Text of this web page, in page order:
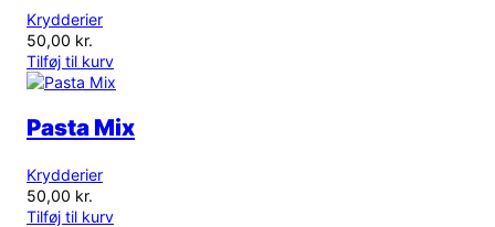
Krydderier
50,00 kr.
Tilføj til kurv
Pasta Mix
Krydderier
50,00 kr.
Tilføj til kurv